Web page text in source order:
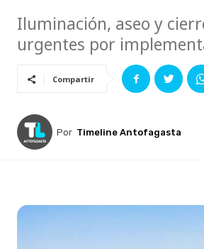
Iluminación, aseo y
urgentes por
Compartir
Por Timeline Antofagasta